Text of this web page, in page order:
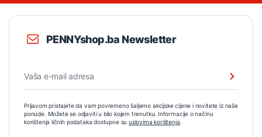
PENNYshop.ba Newsletter
Prijavom pristajete da vam povremeno šaljemo akcijske cijene i novitete iz naše
ponude. Možete se odjaviti u bilo kojem trenutku. Informacije o načinu
korištenja ličnih podataka dostupne su uslovima korištenja.